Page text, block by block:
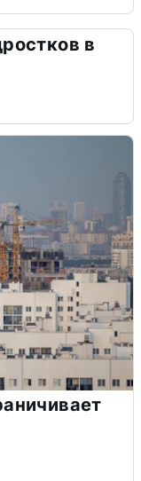
в